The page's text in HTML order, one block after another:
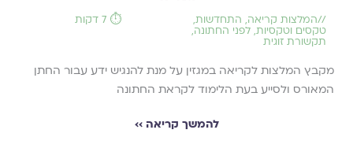
//המלצות קריאה, התחדשות,
טקסים וטקסיות, לפני החתונה,
תקשורת זוגית
⏱️ 7 דקות
מקבץ המלצות לקריאה במגזין על מנת להנגיש ידע עבור החתן
המאורס ולסייע בעת הלימוד לקראת החתונה
להמשך קריאה ››